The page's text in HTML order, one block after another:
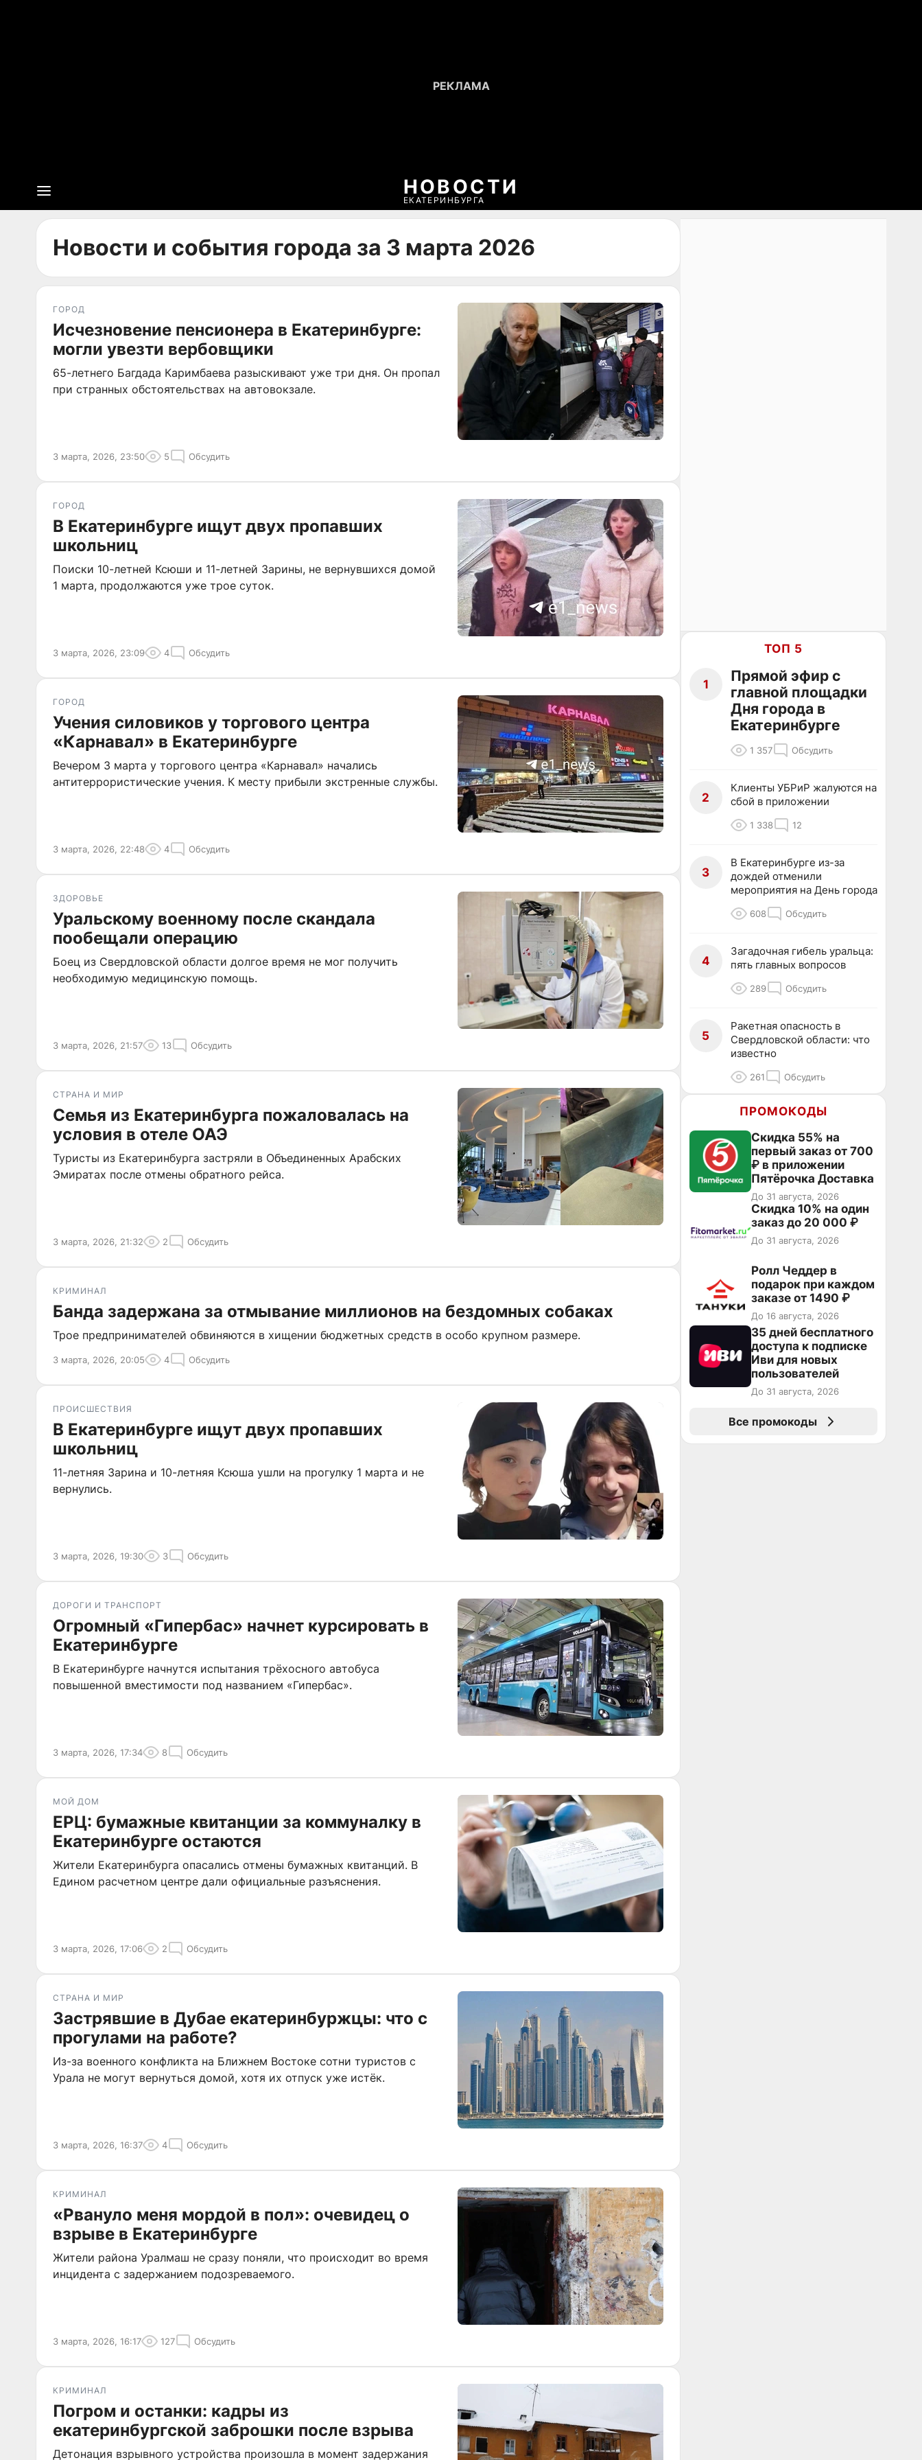
НОВОСТИ
ЕКАТЕРИНБУРГА
Новости и события города за 3 марта 2026
ГОРОД
Исчезновение пенсионера в Екатеринбурге:
могли увезти вербовщики
65-летнего Багдада Каримбаева разыскивают уже три дня. Он пропал
при странных обстоятельствах на автовокзале.
3 марта, 2026, 23:50 5 Обсудить
ГОРОД
В Екатеринбурге ищут двух пропавших
школьниц
Поиски 10-летней Ксюши и 11-летней Зарины, не вернувшихся домой
1 марта, продолжаются уже трое суток.
3 марта, 2026, 23:09 4 Обсудить
ГОРОД
Учения силовиков у торгового центра
«Карнавал» в Екатеринбурге
Вечером 3 марта у торгового центра «Карнавал» начались
антитеррористические учения. К месту прибыли экстренные службы.
3 марта, 2026, 22:48 4 Обсудить
ЗДОРОВЬЕ
Уральскому военному после скандала
пообещали операцию
Боец из Свердловской области долгое время не мог получить
необходимую медицинскую помощь.
3 марта, 2026, 21:57 13 Обсудить
СТРАНА И МИР
Семья из Екатеринбурга пожаловалась на
условия в отеле ОАЭ
Туристы из Екатеринбурга застряли в Объединенных Арабских
Эмиратах после отмены обратного рейса.
3 марта, 2026, 21:32 2 Обсудить
КРИМИНАЛ
Банда задержана за отмывание миллионов на бездомных собаках
Трое предпринимателей обвиняются в хищении бюджетных средств в особо крупном размере.
3 марта, 2026, 20:05 4 Обсудить
ПРОИСШЕСТВИЯ
В Екатеринбурге ищут двух пропавших
школьниц
11-летняя Зарина и 10-летняя Ксюша ушли на прогулку 1 марта и не
вернулись.
3 марта, 2026, 19:30 3 Обсудить
ДОРОГИ И ТРАНСПОРТ
Огромный «Гипербас» начнет курсировать в
Екатеринбурге
В Екатеринбурге начнутся испытания трёхосного автобуса
повышенной вместимости под названием «Гипербас».
3 марта, 2026, 17:34 8 Обсудить
МОЙ ДОМ
ЕРЦ: бумажные квитанции за коммуналку в
Екатеринбурге остаются
Жители Екатеринбурга опасались отмены бумажных квитанций. В
Едином расчетном центре дали официальные разъяснения.
3 марта, 2026, 17:06 2 Обсудить
СТРАНА И МИР
Застрявшие в Дубае екатеринбуржцы: что с
прогулами на работе?
Из-за военного конфликта на Ближнем Востоке сотни туристов с
Урала не могут вернуться домой, хотя их отпуск уже истёк.
3 марта, 2026, 16:37 4 Обсудить
КРИМИНАЛ
«Рвануло меня мордой в пол»: очевидец о
взрыве в Екатеринбурге
Жители района Уралмаш не сразу поняли, что происходит во время
инцидента с задержанием подозреваемого.
3 марта, 2026, 16:17 127 Обсудить
КРИМИНАЛ
Погром и останки: кадры из
екатеринбургской заброшки после взрыва
Детонация взрывного устройства произошла в момент задержания
ТОП 5
1
Прямой эфир с
главной площадки
Дня города в
Екатеринбурге
1 357 Обсудить
2
Клиенты УБРиР жалуются на
сбой в приложении
1 338 12
3
В Екатеринбурге из-за
дождей отменили
мероприятия на День города
608 Обсудить
4
Загадочная гибель уральца:
пять главных вопросов
289 Обсудить
5
Ракетная опасность в
Свердловской области: что
известно
261 Обсудить
ПРОМОКОДЫ
Скидка 55% на
первый заказ от 700
₽ в приложении
Пятёрочка Доставка
До 31 августа, 2026
Скидка 10% на один
заказ до 20 000 ₽
До 31 августа, 2026
Ролл Чеддер в
подарок при каждом
заказе от 1490 ₽
До 16 августа, 2026
35 дней бесплатного
доступа к подписке
Иви для новых
пользователей
До 31 августа, 2026
Все промокоды